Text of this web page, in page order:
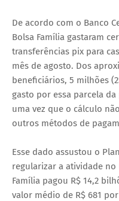
De acordo com o Banco
Bolsa Família gastaram
transferências pix para
mês de agosto. Dos
beneficiários, 5 milhões
gasto por essa parcela
uma vez que o cálculo
outros métodos de
Esse dado assustou o
regularizar a atividade no
Família pagou R$ 14,2
valor médio de R$ 681